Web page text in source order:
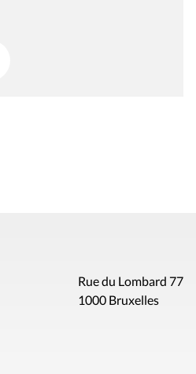
Rue du Lombard 77
1000 Bruxelles